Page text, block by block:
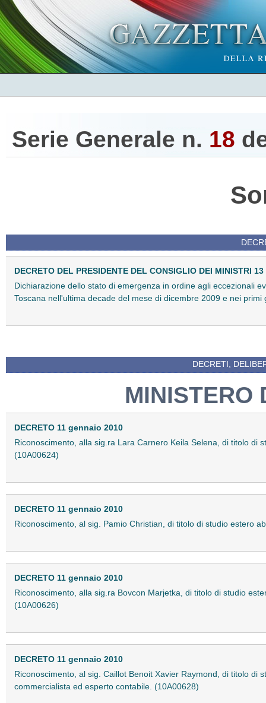
Serie Generale n. 18
DECRETO DEL PRESIDENTE DEL CONSIGLIO DEI MINISTRI
Dichiarazione dello stato di emergenza in ordine agli eccezionali
Toscana nell'ultima decade del mese di dicembre 2009 e nei
DECRETI,
MINISTERO
DECRETO 11 gennaio 2010
Riconoscimento, alla sig.ra Lara Carnero Keila Selena, di titolo di
(10A00624)
DECRETO 11 gennaio 2010
Riconoscimento, al sig. Pamio Christian, di titolo di studio estero
DECRETO 11 gennaio 2010
Riconoscimento, alla sig.ra Bovcon Marjetka, di titolo di studio
(10A00626)
DECRETO 11 gennaio 2010
Riconoscimento, al sig. Caillot Benoit Xavier Raymond, di titolo
commercialista ed esperto contabile. (10A00628)